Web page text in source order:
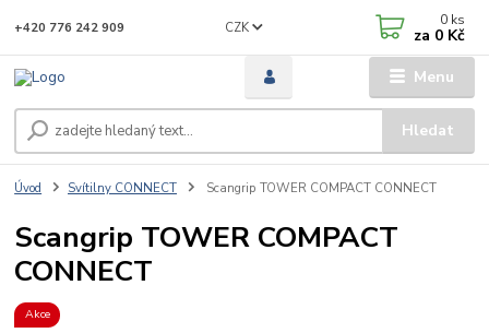
Menu
CZK
Hledat
+420 776 242 909 0 ks
za 0 Kč
Úvod Svítilny CONNECT Scangrip TOWER COMPACT CONNECT
Scangrip TOWER COMPACT
CONNECT
Akce